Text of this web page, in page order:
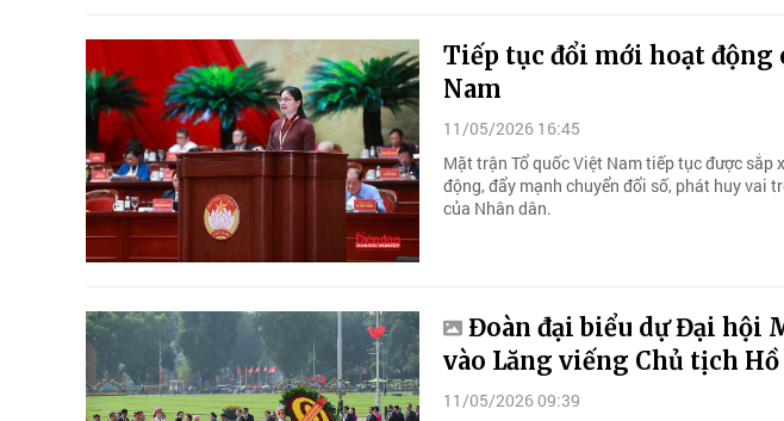
Tiếp tục đổi mới hoạt động
Nam
11/05/2026 16:45
Mặt trận Tổ quốc Việt Nam tiếp tục được
động, đẩy mạnh chuyển đổi số, phát huy vai
của Nhân dân.
Đoàn đại biểu dự Đại hội
vào Lăng viếng Chủ tịch
11/05/2026 09:39